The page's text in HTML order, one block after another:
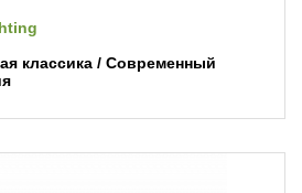
классика / Современный